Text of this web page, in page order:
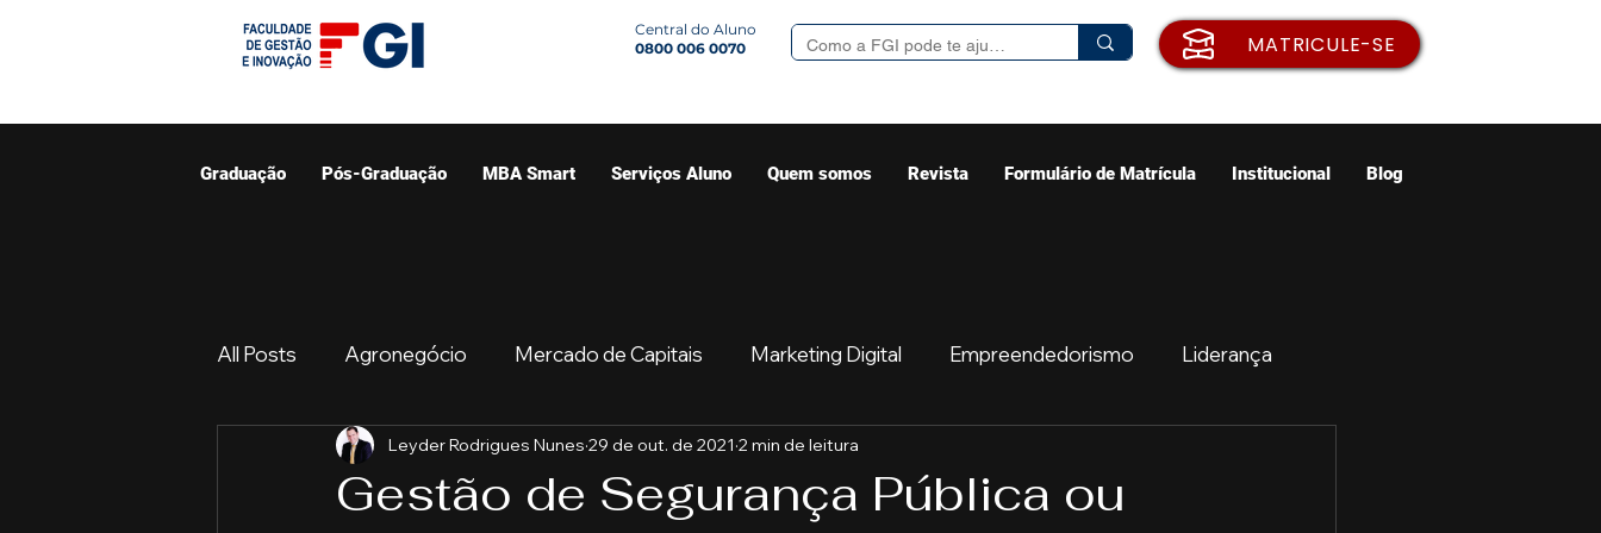
Central do Aluno
0800 006 0070
MATRICULE-SE
Graduação Pós-Graduação MBA Smart Serviços Aluno Quem somos Revista Formulário de Matrícula Institucional Blog
All Posts Agronegócio Mercado de Capitais Marketing Digital Empreendedorismo Liderança
Graduação Resumo do Mercado Sua comunidade Começar
Gestão de Segurança Pública ou
Leyder Rodrigues Nunes 29 de out. de 2021 2 min de leitura